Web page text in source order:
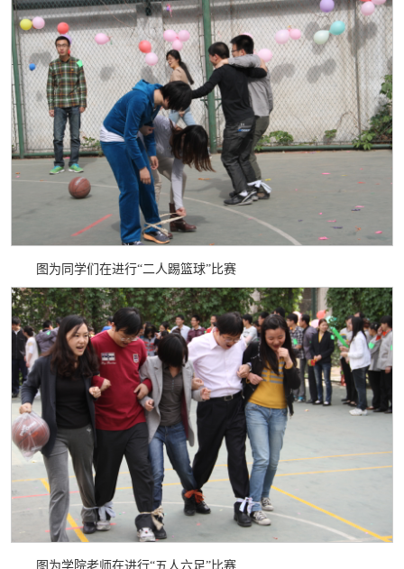
图为同学们在进行“二人踢篮球”比赛
图为学院老师在进行“五人六足”比赛